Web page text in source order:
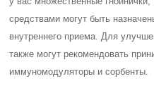
средствами могут быть
внутреннего приема. Для
также могут рекомендовать
иммуномодуляторы и сорбенты.